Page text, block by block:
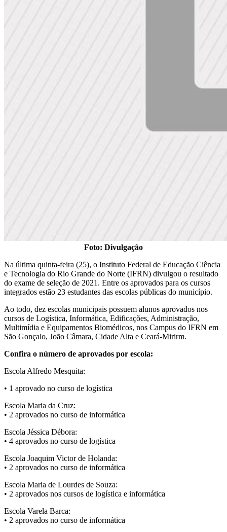
Foto: Divulgação
Na última quinta-feira (25), o Instituto Federal de Educação Ciência
e Tecnologia do Rio Grande do Norte (IFRN) divulgou o resultado
do exame de seleção de 2021. Entre os aprovados para os cursos
integrados estão 23 estudantes das escolas públicas do município.
Ao todo, dez escolas municipais possuem alunos aprovados nos
cursos de Logística, Informática, Edificações, Administração,
Multimídia e Equipamentos Biomédicos, nos Campus do IFRN em
São Gonçalo, João Câmara, Cidade Alta e Ceará-Mirirm.
Confira o número de aprovados por escola:
Escola Alfredo Mesquita:
• 1 aprovado no curso de logística
Escola Maria da Cruz:
• 2 aprovados no curso de informática
Escola Jéssica Débora:
• 4 aprovados no curso de logística
Escola Joaquim Victor de Holanda:
• 2 aprovados no curso de informática
Escola Maria de Lourdes de Souza:
• 2 aprovados nos cursos de logística e informática
Escola Varela Barca:
• 2 aprovados no curso de informática